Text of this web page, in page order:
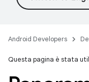
Android Developers
Questa pagina è stata